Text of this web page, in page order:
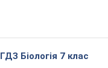
ГДЗ Біологія 7 клас